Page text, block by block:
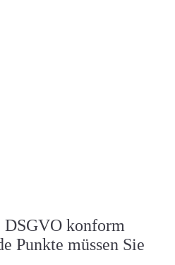
DSGVO konform
Punkte müssen Sie